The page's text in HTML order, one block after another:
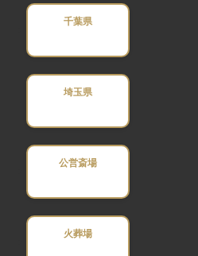
千葉県
埼玉県
公営斎場
火葬場